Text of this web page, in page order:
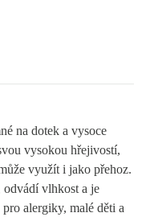
na dotek a vysoce
vysokou hřejivostí,
využít i jako přehoz.
vlhkost a je
alergiky, malé děti a